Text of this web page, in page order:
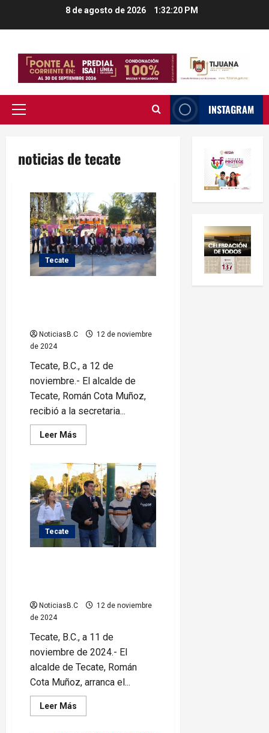
8 de agosto de 2026 1:32:21 PM
Menú
INSTAGRAM
noticias de tecate
Tecate
NoticiasB.C
12 de noviembre
de 2024
Tecate, B.C., a 12 de
noviembre.- El alcalde de
Tecate, Román Cota Muñoz,
recibió a la secretaria...
Leer Más
más
Fortalece
Román
Cota
coordinación
para
promover
Tecate
Tecate
NoticiasB.C
12 de noviembre
de 2024
Tecate, B.C., a 11 de
noviembre de 2024.- El
alcalde de Tecate, Román
Cota Muñoz, arranca el...
Leer Más
más